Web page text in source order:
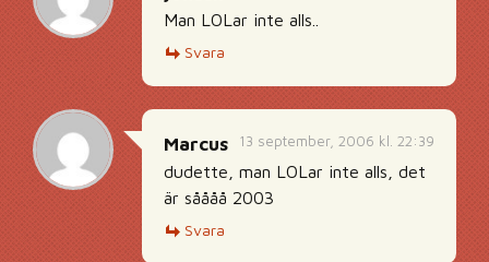
Man LOLar inte alls..
Svara
13 september, 2006 kl. 22:39
Marcus
dudette, man LOLar inte alls, det
är såååå 2003
Svara